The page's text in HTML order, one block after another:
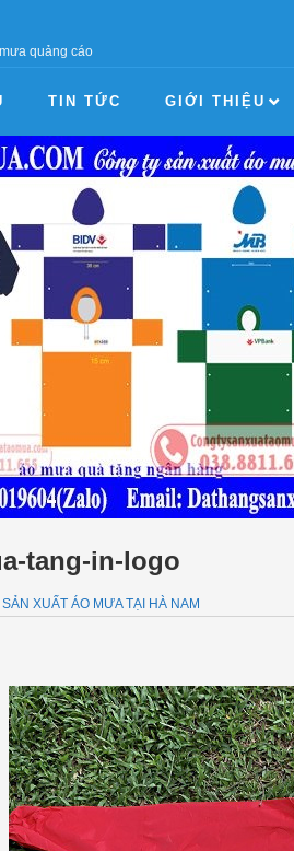
quảng cáo
TIN TỨC GIỚI THIỆU
tang-in-logo
SẢN XUẤT ÁO MƯA TẠI HÀ NAM